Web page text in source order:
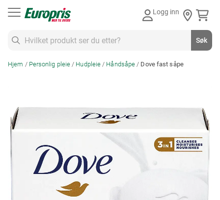
Logg inn
Søk
Hjem Personlig pleie Hudpleie Håndsåpe Dove fast såpe
the
end
of
images
gallery